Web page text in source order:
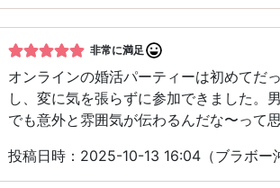
非常に満足
オンラインの婚活パーティーは初めてだ
し、変に気を張らずに参加できました。
でも意外と雰囲気が伝わるんだな〜って
投稿日時：2025-10-13 16:04（ブラボー